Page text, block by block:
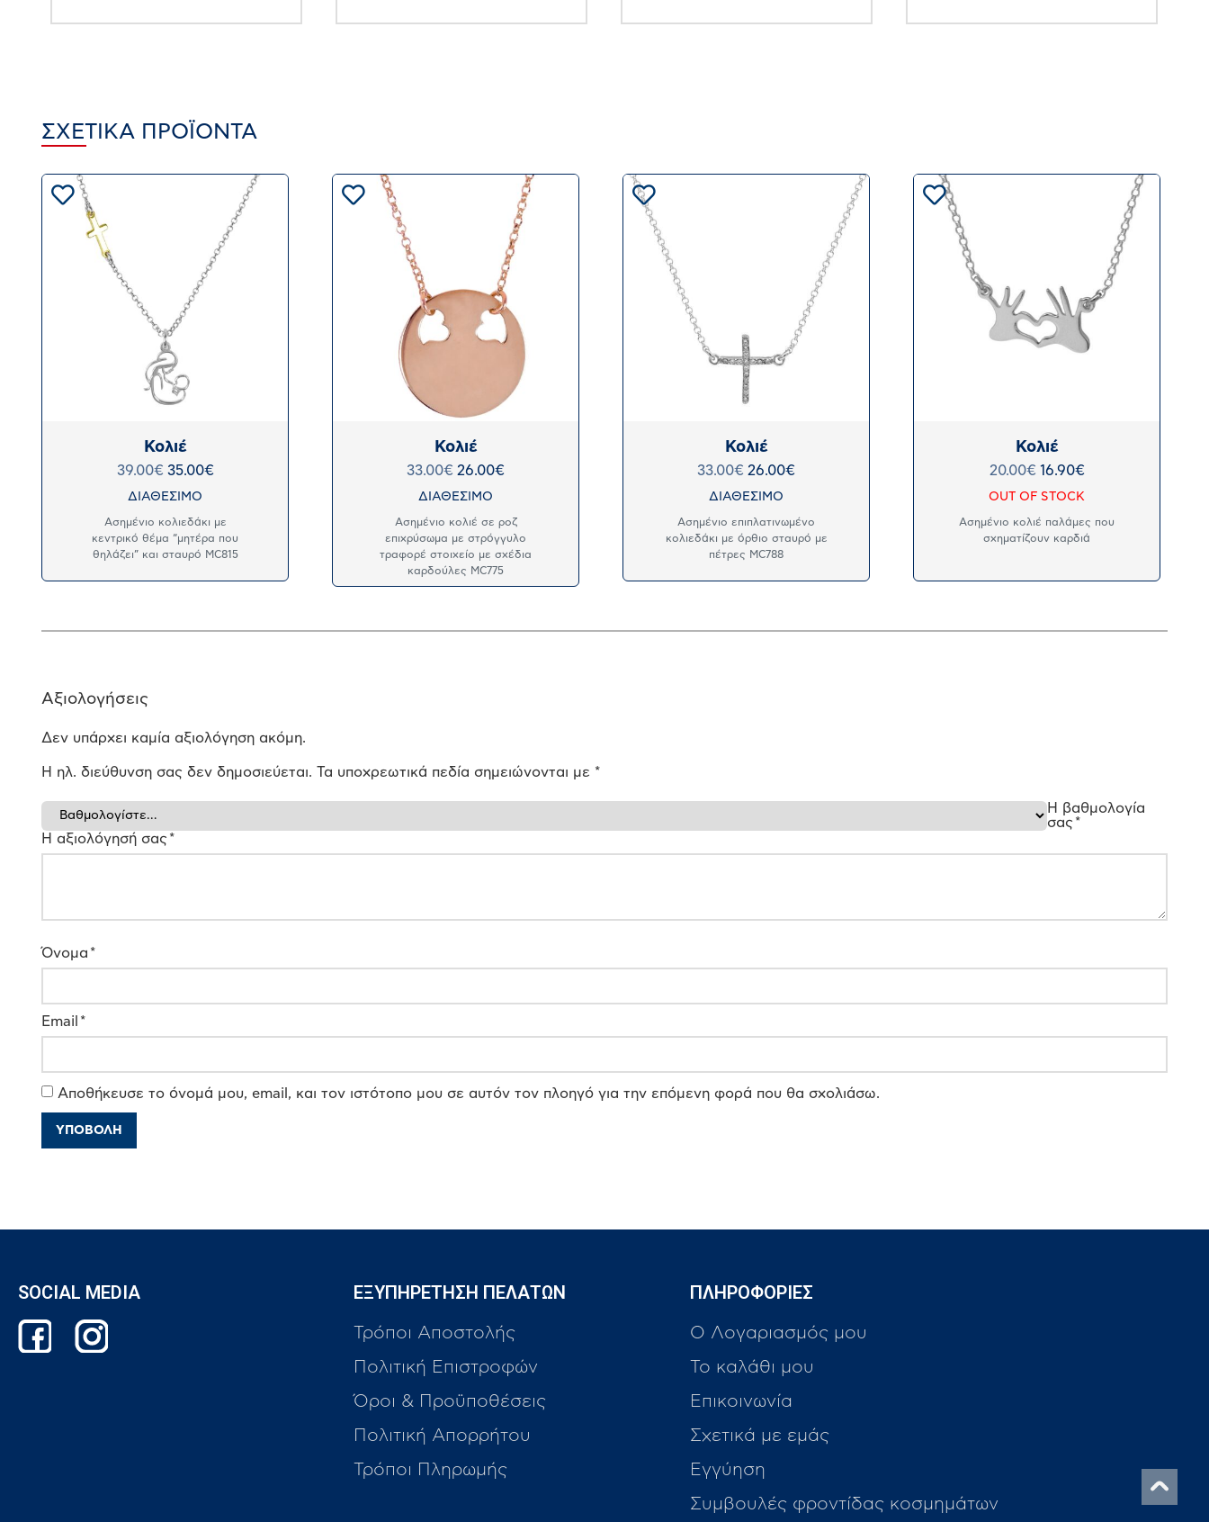
ΣΧΕΤΙΚΆ ΠΡΟΪΌΝΤΑ
Κολιέ
39.00€ 35.00€
ΔΙΑΘΕΣΙΜΟ
Ασημένιο κολιεδάκι με
κεντρικό θέμα “μητέρα που
θηλάζει” και σταυρό MC815
Κολιέ
33.00€ 26.00€
ΔΙΑΘΕΣΙΜΟ
Ασημένιο κολιέ σε ροζ
επιχρύσωμα με στρόγγυλο
τραφορέ στοιχείο με σχέδια
καρδούλες MC775
Κολιέ
33.00€ 26.00€
ΔΙΑΘΕΣΙΜΟ
Ασημένιο επιπλατινωμένο
κολιεδάκι με όρθιο σταυρό με
πέτρες MC788
Κολιέ
20.00€ 16.90€
OUT OF STOCK
Ασημένιο κολιέ παλάμες που
σχηματίζουν καρδιά
Αξιολογήσεις
Δεν υπάρχει καμία αξιολόγηση ακόμη.
Η ηλ. διεύθυνση σας δεν δημοσιεύεται. Τα υποχρεωτικά πεδία σημειώνονται με *
Η βαθμολογία
σας *
Η αξιολόγησή σας *
Όνομα *
Email *
Αποθήκευσε το όνομά μου, email, και τον ιστότοπο μου σε αυτόν τον πλοηγό για την επόμενη φορά που θα σχολιάσω.
SOCIAL MEDIA ΕΞΥΠΗΡΕΤΗΣΗ ΠΕΛΑΤΩΝ
Τρόποι Αποστολής
Πολιτική Επιστροφών
Όροι & Προϋποθέσεις
Πολιτική Απορρήτου
Τρόποι Πληρωμής
ΠΛΗΡΟΦΟΡΙΕΣ
Ο Λογαριασμός μου
Το καλάθι μου
Επικοινωνία
Σχετικά με εμάς
Εγγύηση
Συμβουλές φροντίδας κοσμημάτων